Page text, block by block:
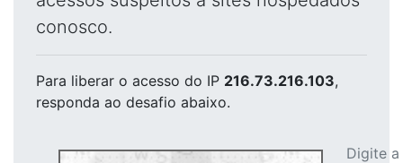
conosco.
Para liberar o acesso do IP 216.73.216.103,
responda ao desafio abaixo.
Digite